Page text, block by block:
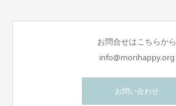
お問合せはこちらから
info@morihappy.org
お問い合わせ